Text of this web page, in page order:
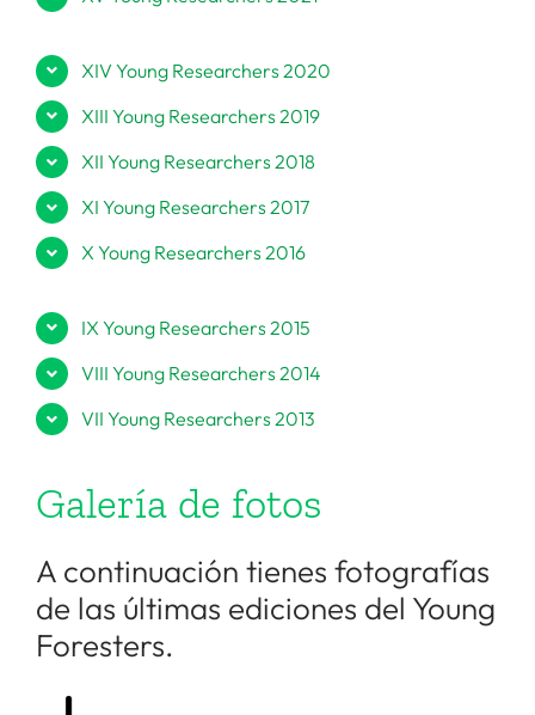
XIV Young Researchers 2020
XIII Young Researchers 2019
XII Young Researchers 2018
XI Young Researchers 2017
X Young Researchers 2016
IX Young Researchers 2015
VIII Young Researchers 2014
VII Young Researchers 2013
Galería de fotos
A continuación tienes fotografías
de las últimas ediciones del Young
Foresters.